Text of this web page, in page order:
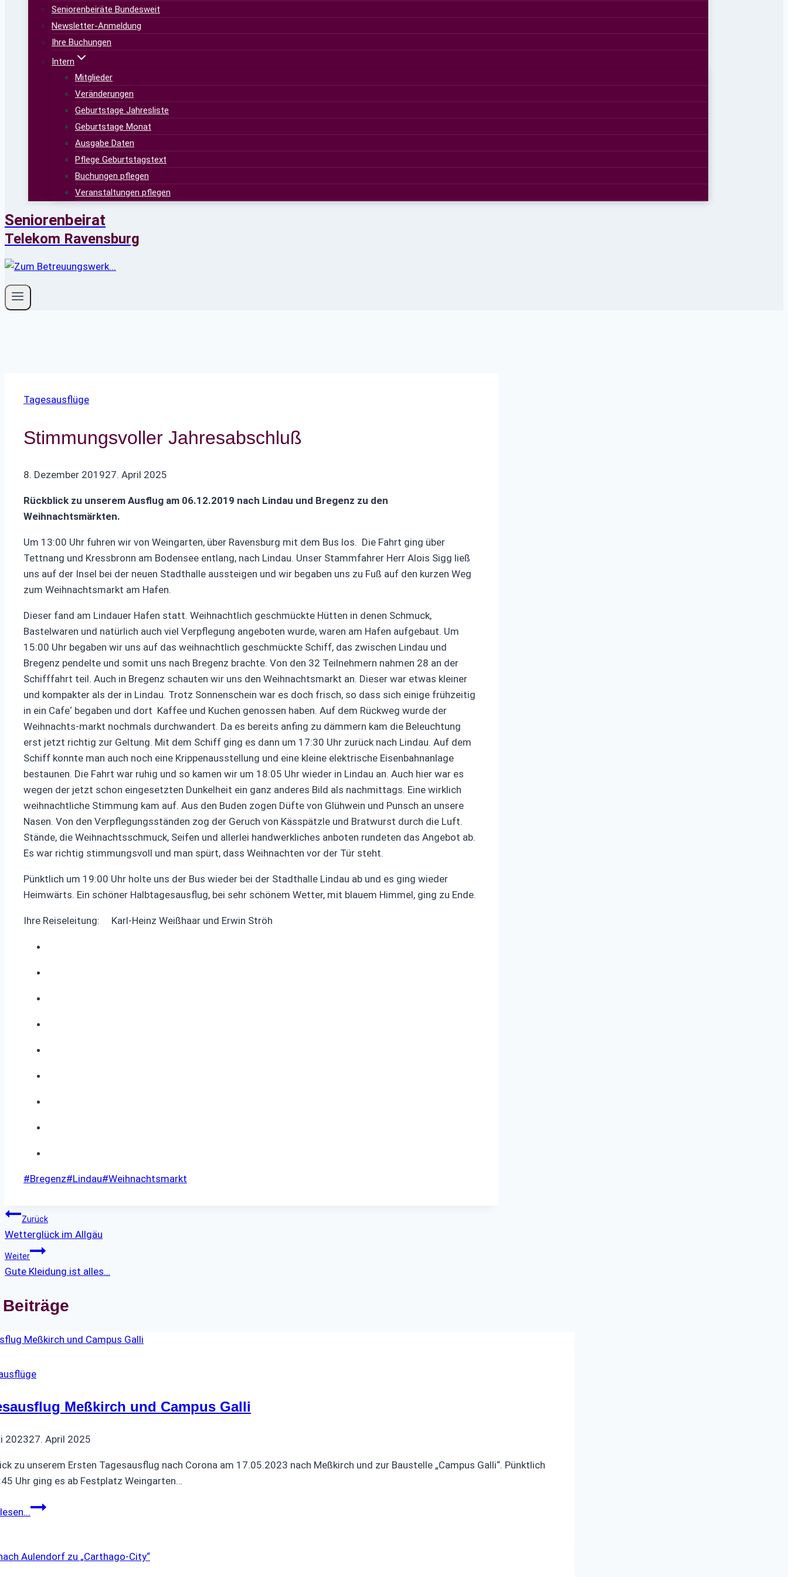
Seniorenbeiräte Bundesweit
Newsletter-Anmeldung
Ihre Buchungen
Intern
Mitglieder
Veränderungen
Geburtstage Jahresliste
Geburtstage Monat
Ausgabe Daten
Pflege Geburtstagstext
Buchungen pflegen
Veranstaltungen pflegen
Seniorenbeirat
Telekom Ravensburg
Tagesausflüge
Stimmungsvoller Jahresabschluß
8. Dezember 201927. April 2025
Rückblick zu unserem Ausflug am 06.12.2019 nach Lindau und Bregenz zu den
Weihnachtsmärkten.
Um 13:00 Uhr fuhren wir von Weingarten, über Ravensburg mit dem Bus los. Die Fahrt ging über
Tettnang und Kressbronn am Bodensee entlang, nach Lindau. Unser Stammfahrer Herr Alois Sigg ließ
uns auf der Insel bei der neuen Stadthalle aussteigen und wir begaben uns zu Fuß auf den kurzen Weg
zum Weihnachtsmarkt am Hafen.
Dieser fand am Lindauer Hafen statt. Weihnachtlich geschmückte Hütten in denen Schmuck,
Bastelwaren und natürlich auch viel Verpflegung angeboten wurde, waren am Hafen aufgebaut. Um
15:00 Uhr begaben wir uns auf das weihnachtlich geschmückte Schiff, das zwischen Lindau und
Bregenz pendelte und somit uns nach Bregenz brachte. Von den 32 Teilnehmern nahmen 28 an der
Schifffahrt teil. Auch in Bregenz schauten wir uns den Weihnachtsmarkt an. Dieser war etwas kleiner
und kompakter als der in Lindau. Trotz Sonnenschein war es doch frisch, so dass sich einige frühzeitig
in ein Cafe‘ begaben und dort Kaffee und Kuchen genossen haben. Auf dem Rückweg wurde der
Weihnachts-markt nochmals durchwandert. Da es bereits anfing zu dämmern kam die Beleuchtung
erst jetzt richtig zur Geltung. Mit dem Schiff ging es dann um 17:30 Uhr zurück nach Lindau. Auf dem
Schiff konnte man auch noch eine Krippenausstellung und eine kleine elektrische Eisenbahnanlage
bestaunen. Die Fahrt war ruhig und so kamen wir um 18:05 Uhr wieder in Lindau an. Auch hier war es
wegen der jetzt schon eingesetzten Dunkelheit ein ganz anderes Bild als nachmittags. Eine wirklich
weihnachtliche Stimmung kam auf. Aus den Buden zogen Düfte von Glühwein und Punsch an unsere
Nasen. Von den Verpflegungsständen zog der Geruch von Kässpätzle und Bratwurst durch die Luft.
Stände, die Weihnachtsschmuck, Seifen und allerlei handwerkliches anboten rundeten das Angebot ab.
Es war richtig stimmungsvoll und man spürt, dass Weihnachten vor der Tür steht.
Pünktlich um 19:00 Uhr holte uns der Bus wieder bei der Stadthalle Lindau ab und es ging wieder
Heimwärts. Ein schöner Halbtagesausflug, bei sehr schönem Wetter, mit blauem Himmel, ging zu Ende.
Ihre Reiseleitung: Karl-Heinz Weißhaar und Erwin Ströh
Schlagworte:
#Bregenz#Lindau#Weihnachtsmarkt
Beitragsnavigation
Zurück
Wetterglück im Allgäu
Weiter
Gute Kleidung ist alles…
Meßkirch und Campus Galli
202327. April 2025
zu unserem Ersten Tagesausflug nach Corona am 17.05.2023 nach Meßkirch und zur Baustelle „Campus Galli“. Pünktlich
Uhr ging es ab Festplatz Weingarten…
Tagesausflug
Campus